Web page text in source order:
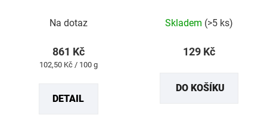
hodnocení
je
5
Na dotaz
861 Kč
Měrná
102,50 Kč / 100 g
DETAIL
Skladem (>5 ks)
129 Kč
DO KOŠÍKU